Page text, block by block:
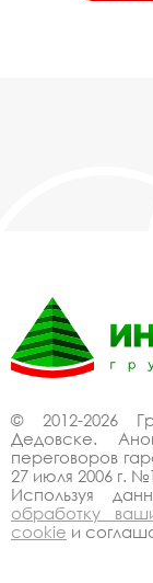
© 2012-2026
Дедовске.
переговоров
27 июля 2006 г.
Используя
обработку
cookie и